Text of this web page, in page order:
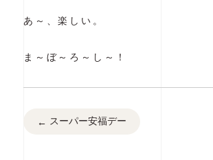
あ～、楽しい。
ま～ぼ～ろ～し～！
← スーパー安福デー